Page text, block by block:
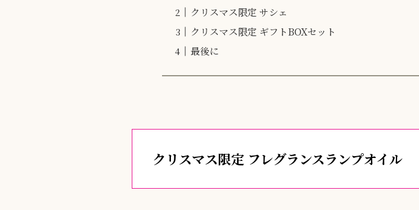
クリスマス限定 サシェ
クリスマス限定 ギフトBOXセット
最後に
クリスマス限定 フレグランスランプオイル